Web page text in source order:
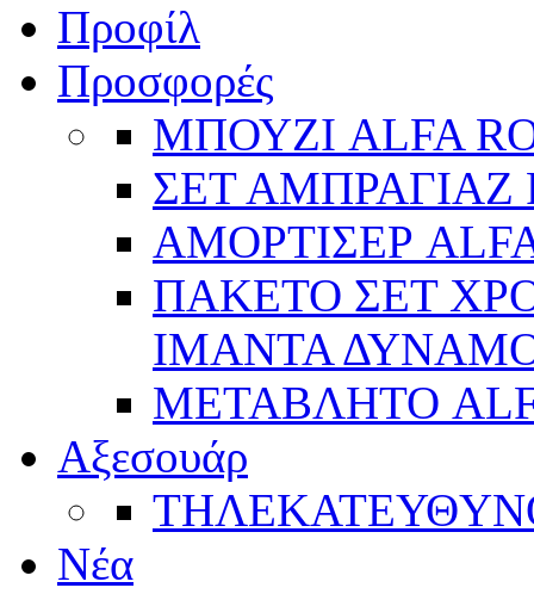
Προφίλ
Προσφορές
ΜΠΟΥΖΙ ALFA
ΣΕΤ ΑΜΠΡΑΓΙΑΖ
ΑΜΟΡΤΙΣΕΡ
ΠΑΚΕΤΟ ΣΕΤ
ΙΜΑΝΤΑ ΔΥΝΑΜΟ
ΜΕΤΑΒΛΗΤΟ
Αξεσουάρ
Νέα